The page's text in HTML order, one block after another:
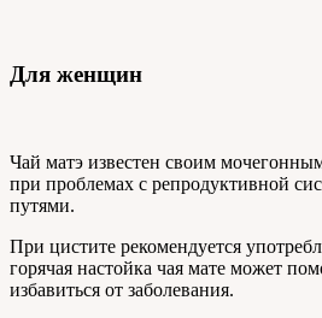
Для женщин
Чай матэ известен своим
при проблемах с репродуктивной
путями.
При цистите рекомендуется
горячая настойка чая мате может
избавиться от заболевания.